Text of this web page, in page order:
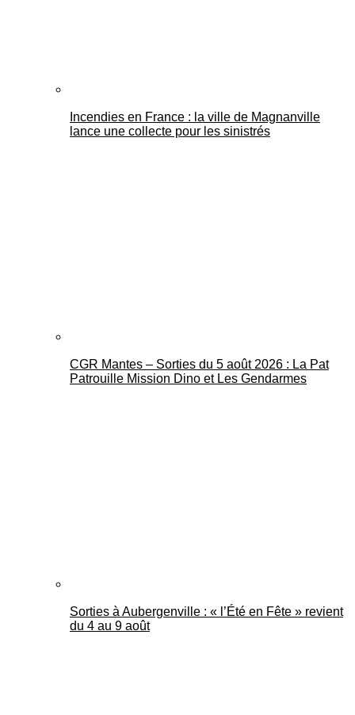
Mantes Actu
Incendies en France : la ville de Magnanville
lance une collecte pour les sinistrés
CGR Mantes – Sorties du 5 août 2026 : La Pat
Patrouille Mission Dino et Les Gendarmes
Sorties à Aubergenville : « l’Été en Fête » revient
du 4 au 9 août